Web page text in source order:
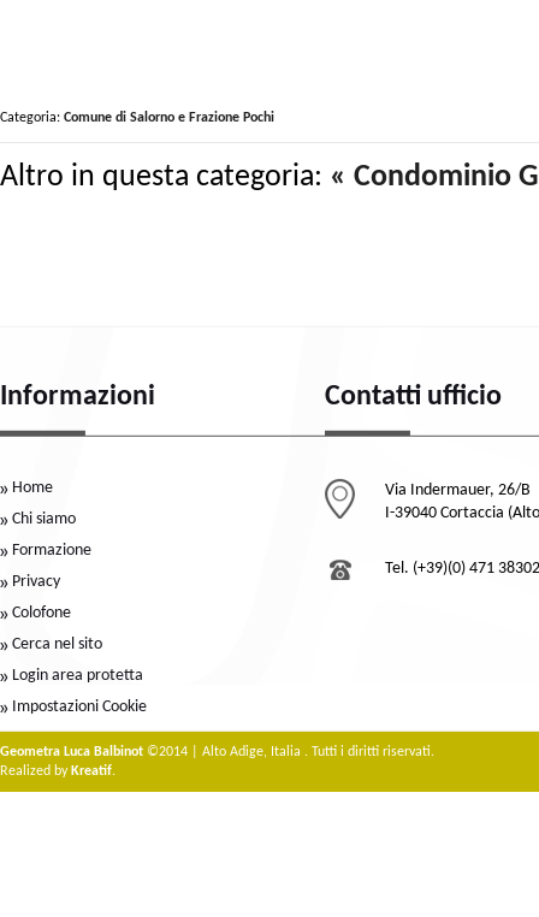
Categoria: Comune di Salorno e Frazione Pochi
Altro in questa categoria: « Condominio
Informazioni
Home
Chi siamo
Formazione
Privacy
Colofone
Cerca nel sito
Login area protetta
Impostazioni Cookie
Contatti ufficio
Via Indermauer, 26/B
I-39040 Cortaccia
Tel. (+39)(0) 471
Geometra Luca Balbinot ©2014 | Alto Adige, Italia . Tutti i diritti riservati.
Realized by Kreatif.